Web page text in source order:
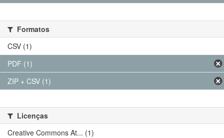
Formatos
CSV (1)
PDF (1)
ZIP + CSV (1)
Licenças
Creative Commons At... (1)